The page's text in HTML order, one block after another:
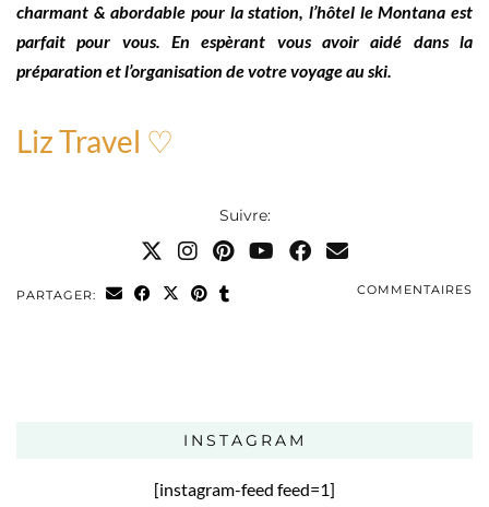
charmant & abordable pour la station, l’hôtel le Montana est
parfait pour vous. En espèrant vous avoir aidé dans la
préparation et l’organisation de votre voyage au ski.
Liz Travel ♡
Suivre:
PARTAGER: COMMENTAIRES
INSTAGRAM
[instagram-feed feed=1]